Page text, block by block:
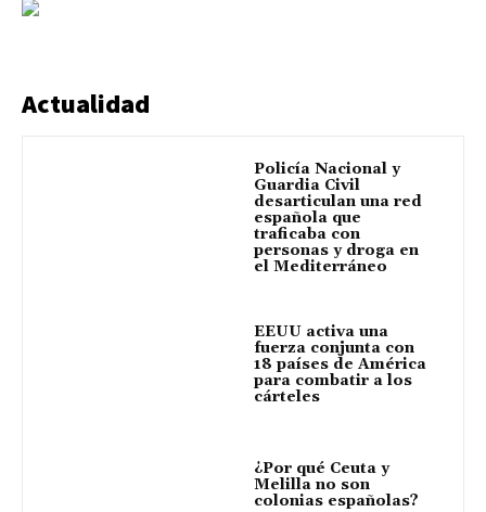
Actualidad
Policía Nacional y
Guardia Civil
desarticulan una red
española que
traficaba con
personas y droga en
el Mediterráneo
EEUU activa una
fuerza conjunta con
18 países de América
para combatir a los
cárteles
¿Por qué Ceuta y
Melilla no son
colonias españolas?